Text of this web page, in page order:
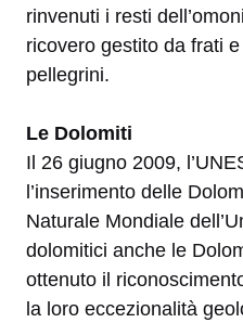
rinvenuti i resti
ricovero gestito da frati
pellegrini.
Le Dolomiti
Il 26 giugno 2009,
l’inserimento delle
Naturale Mondiale
dolomitici anche le
ottenuto il
la loro eccezionalità